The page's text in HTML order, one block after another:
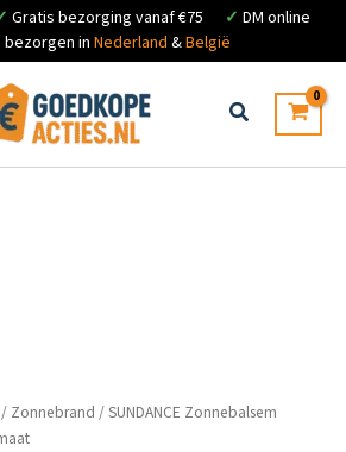
Gratis bezorging vanaf €75 ✓ DM online
in Nederland &België
/ Zonnebrand / SUNDANCE Zonnebalsem